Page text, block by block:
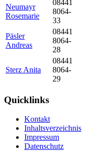
Neumayr
Rosemarie
08441
8064-
33
Päsler
Andreas
08441
8064-
28
Sterz Anita
08441
8064-
29
Quicklinks
Kontakt
Inhaltsverzeichnis
Impressum
Datenschutz